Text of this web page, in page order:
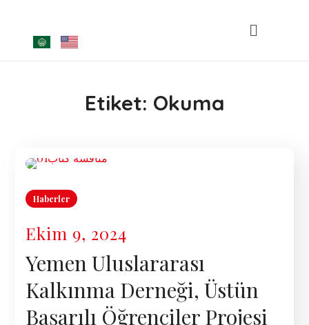
Etiket: Okuma
Haberler
Ekim 9, 2024
Yemen Uluslararası
Kalkınma Derneği, Üstün
Başarılı Öğrenciler Projesi